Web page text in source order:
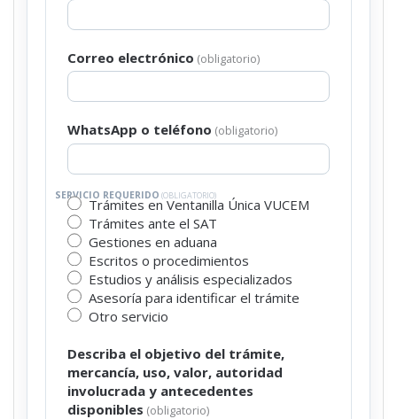
Correo electrónico (obligatorio)
WhatsApp o teléfono (obligatorio)
SERVICIO REQUERIDO (OBLIGATORIO)
Trámites en Ventanilla Única VUCEM
Trámites ante el SAT
Gestiones en aduana
Escritos o procedimientos
Estudios y análisis especializados
Asesoría para identificar el trámite
Otro servicio
Describa el objetivo del trámite,
mercancía, uso, valor, autoridad
involucrada y antecedentes
disponibles (obligatorio)